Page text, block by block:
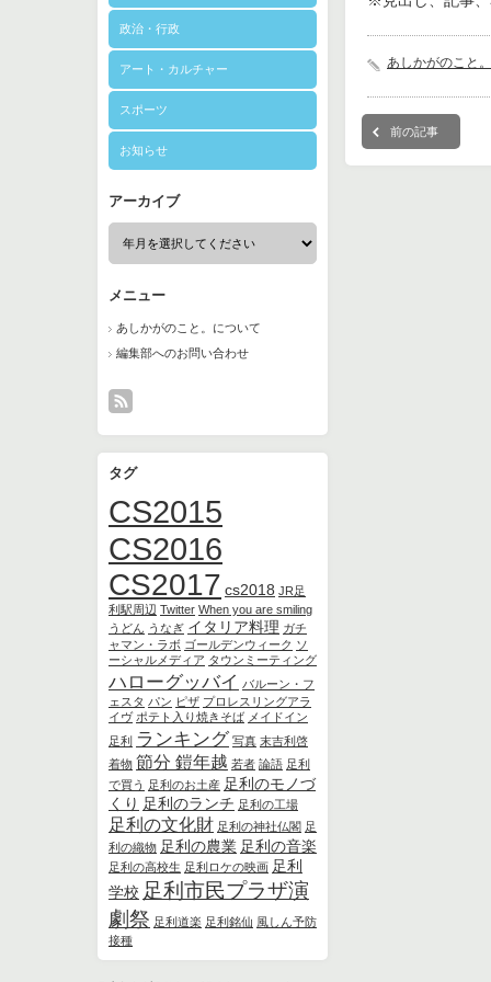
政治・行政
アート・カルチャー
スポーツ
お知らせ
アーカイブ
メニュー
あしかがのこと。について
編集部へのお問い合わせ
タグ
CS2015
CS2016
CS2017 cs2018 JR足
利駅周辺 Twitter When you are smiling
うどん うなぎ イタリア料理 ガチ
ャマン・ラボ ゴールデンウィーク ソ
ーシャルメディア タウンミーティング
ハローグッバイ バルーン・フ
ェスタ パン ピザ プロレスリングアラ
イヴ ポテト入り焼きそば メイドイン
足利 ランキング 写真 末吉利啓
着物 節分 鎧年越 若者 論語 足利
で買う 足利のお土産 足利のモノづ
くり 足利のランチ 足利の工場
足利の文化財 足利の神社仏閣 足
利の織物 足利の農業 足利の音楽
足利の高校生 足利ロケの映画 足利
学校 足利市民プラザ演
劇祭 足利道楽 足利銘仙 風しん予防
接種
あしかがのこと。
前の記事